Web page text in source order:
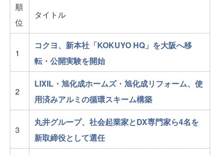
順
位
タイトル
1
コクヨ、新本社「KOKUYO HQ」を大阪へ移
転・公開実験を開始
2
LIXIL・旭化成ホームズ・旭化成リフォーム、使
用済みアルミの循環スキーム構築
3
丸井グループ、社会起業家とDX専門家ら4名を
新取締役として選任